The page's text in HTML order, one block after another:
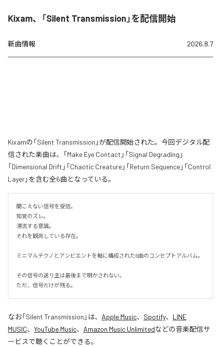
Kixam、「Silent Transmission」を配信開始
新曲情報 2026.8.7
Kixamの「Silent Transmission」が配信開始された。今回デジタル配
信された楽曲は、「Make Eye Contact」「Signal Degrading」
「Dimensional Drift」「Chaotic Creature」「Return Sequence」「Control
Layer」を含む全6曲となっている。
聞こえない信号を受信。
知覚のズレ。
漂流する意識。
それを観測している存在。
ミニマルテクノとアンビエントを軸に構成された6曲のコンセプトアルバム。
その信号の送り主は最後まで明かされない。
ただ、信号だけが残る。
なお「Silent Transmission 」は、 Apple Music、 Spotify、 LINE
MUSIC、 YouTube Music、 Amazon Music Unlimitedなどの音楽配信サ
ービスで聴くことができる。